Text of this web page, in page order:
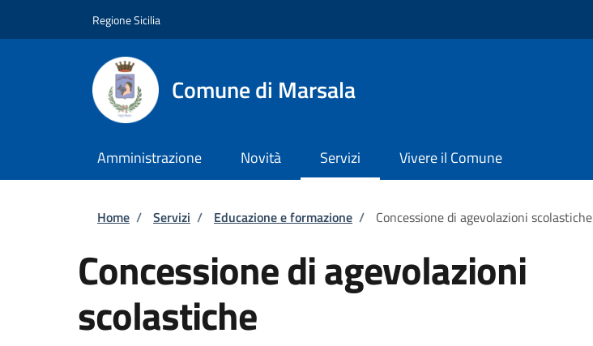
Regione Sicilia
Comune di Marsala
Amministrazione Novità Servizi Vivere il Comune
Briciole di pane
Home / Servizi / Educazione e formazione / Concessione di agevolazioni scolastiche
Concessione di agevolazioni
scolastiche